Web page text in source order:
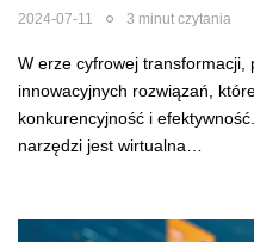
2024-07-11 3 minut czytania
W erze cyfrowej transformacji,
innowacyjnych rozwiązań,
konkurencyjność i
narzędzi jest wirtualna…